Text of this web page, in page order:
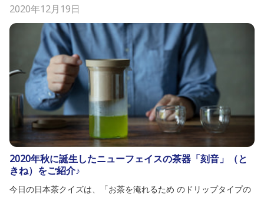
2020年12月19日
2020年秋に誕生したニューフェイスの茶器「刻音」（と
きね）をご紹介♪
今日の日本茶クイズは、「お茶を淹れるため のドリップタイプの